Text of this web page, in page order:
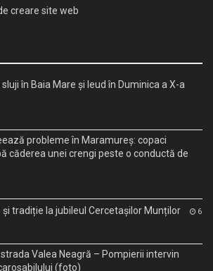
creare site web
în Baia Mare și Ieud în Duminica a X-a
probleme în Maramureș: copaci
căderea unei crengi peste o conductă de
tradiție la jubileul Cercetașilor Munților 6
Valea Neagră – Pompierii intervin
(foto)